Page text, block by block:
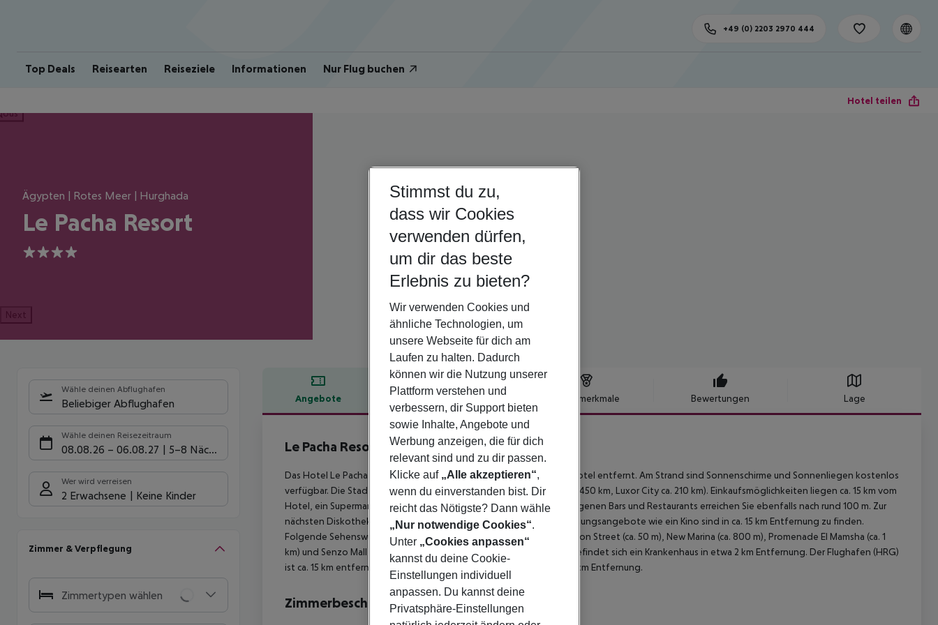
Top Deals Reisearten Reiseziele Informationen Nur Flug buchen
+49 (0) 2203 2970 444
Hotel teilen
Ägypten | Rotes Meer | Hurghada
Le Pacha Resort
4
Next
Wähle deinen Abflughafen
Beliebiger Abflughafen
Wähle deinen Reisezeitraum
08.08.26 – 06.08.27 5-8 Nächte
Wer wird verreisen
2 Erwachsene Keine Kinder
Zimmer & Verpflegung
Zimmertypen wählen
Angebote Hotelbeschreibung Hotelmerkmale Bewertungen Lage
Hotelbeschreibung
Le Pacha Resort
4
Das Hotel Le Pacha Resort liegt ca. 50 m vom privaten Sandstrand Hotel entfernt. Am Strand sind Sonnenschirme und Sonnenliegen kostenlos
verfügbar. Die Stadt Downtown ist ca. 100 m entfernt (Cairo City ca. 450 km, Luxor City ca. 210 km). Einkaufsmöglichkeiten liegen ca. 15 km vom
Hotel, ein Supermarkt ist nach ca. 100 m zu erreichen. Die nächstgelegenen Bars und Restaurants erreichen Sie ebenfalls nach rund 100 m. Zur
nächsten Diskothek gelangt man nach rund 10 km. Weitere Unterhaltungsangebote wie ein Kino sind in ca. 15 km Entfernung zu finden.
Folgende Sehenswürdigkeiten sind vom Hotel aus erreichbar: Sheraton Street (ca. 50 m), New Marina (ca. 800 m), Promenade El Mamsha (ca. 1
km) und Senzo Mall (ca. 12 km). Zur ärztlichen Versorgung im Notfall befindet sich ein Krankenhaus in etwa 2 km Entfernung. Der Flughafen (HRG)
ist ca. 15 km entfernt. Ein weiterer Flughafen (RMF) liegt in etwa 230 km Entfernung.
Zimmerbeschreibung
Stimmst du zu,
dass wir Cookies
verwenden dürfen,
um dir das beste
Erlebnis zu bieten?
Wir verwenden Cookies und
ähnliche Technologien, um
unsere Webseite für dich am
Laufen zu halten. Dadurch
können wir die Nutzung unserer
Plattform verstehen und
verbessern, dir Support bieten
sowie Inhalte, Angebote und
Werbung anzeigen, die für dich
relevant sind und zu dir passen.
Klicke auf „Alle akzeptieren“,
wenn du einverstanden bist. Dir
reicht das Nötigste? Dann wähle
„Nur notwendige Cookies“.
Unter „Cookies anpassen“
kannst du deine Cookie-
Einstellungen individuell
anpassen. Du kannst deine
Privatsphäre-Einstellungen